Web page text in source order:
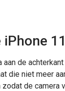
iPhone
aan de
die niet meer
zodat de camera